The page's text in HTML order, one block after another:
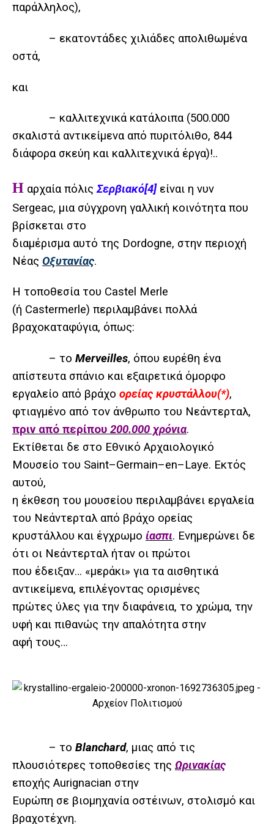
παράλληλος),
– εκατοντάδες χιλιάδες απολιθωμένα
οστά,
και
– καλλιτεχνικά κατάλοιπα (500.000
σκαλιστά αντικείμενα από πυριτόλιθο, 844
διάφορα σκεύη και καλλιτεχνικά έργα)!..
Η αρχαία πόλιςΣερβιακό[4]είναι η νυν
Sergeac, μια σύγχρονη γαλλική κοινότητα που
βρίσκεται στο
διαμέρισμα αυτό της Dordogne, στην περιοχή
Νέας Οξυτανίας.
Η τοποθεσία του Castel Merle
(ή Castermerle) περιλαμβάνει πολλά
βραχοκαταφύγια, όπως:
– το Merveilles, όπου ευρέθη ένα
απίστευτα σπάνιο και εξαιρετικά όμορφο
εργαλείο από βράχο ορείας κρυστάλλου(*),
φτιαγμένο από τον άνθρωπο του Νεάντερταλ,
πριν από περίπου 200.000 χρόνια.
Εκτίθεται δε στο Εθνικό Αρχαιολογικό
Μουσείο του Saint–Germain–en–Laye. Εκτός
αυτού,
η έκθεση του μουσείου περιλαμβάνει εργαλεία
του Νεάντερταλ από βράχο ορείας
κρυστάλλου και έγχρωμο ίασπι. Ενημερώνει δε
ότι οι Νεάντερταλ ήταν οι πρώτοι
που έδειξαν… «μεράκι» για τα αισθητικά
αντικείμενα, επιλέγοντας ορισμένες
πρώτες ύλες για την διαφάνεια, το χρώμα, την
υφή και πιθανώς την απαλότητα στην
αφή τους…
– το Blanchard, μιας από τις
πλουσιότερες τοποθεσίες της Ωρινακίας
εποχής Aurignacian στην
Ευρώπη σε βιομηχανία οστέινων, στολισμό και
βραχοτέχνη.